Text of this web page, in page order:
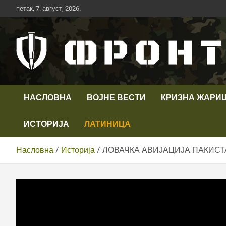
Скип
то
петак, 7. август, 2026.
Телевизија ФРОНТ
НАСЛОВНА ВОЈНЕ ВЕСТИ КРИЗНА
ИСТОРИЈА ЛАТИНИЦА
Насловна Историја ЛОВАЧКА АВИЈАЦИЈА